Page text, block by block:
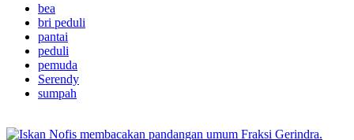
bea
bri peduli
pantai
peduli
pemuda
Serendy
sumpah